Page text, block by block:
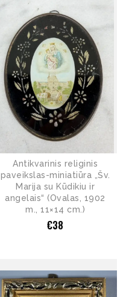
Antikvarinis religinis
paveikslas-miniatiūra „Šv.
Marija su Kūdikiu ir
angelais“ (Ovalas, 1902
m., 11×14 cm.)
€38